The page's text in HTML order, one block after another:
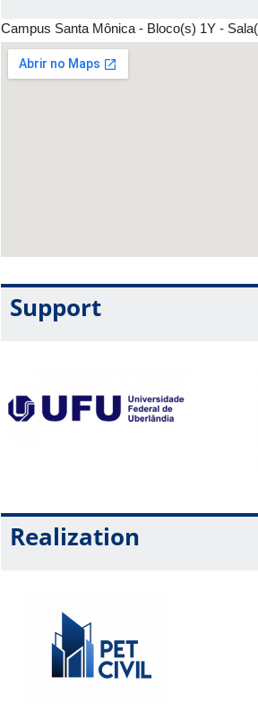
Campus Santa Mônica - Bloco(s) 1Y -
Support
Realization